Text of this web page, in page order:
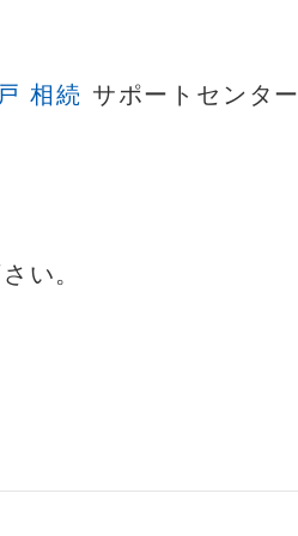
相続 サポートセンター
い。